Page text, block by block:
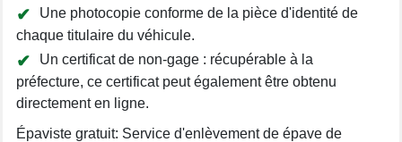
Une photocopie conforme de la pièce d'identité de
chaque titulaire du véhicule.
Un certificat de non-gage : récupérable à la
préfecture, ce certificat peut également être obtenu
directement en ligne.
Épaviste gratuit: Service d'enlèvement de épave de